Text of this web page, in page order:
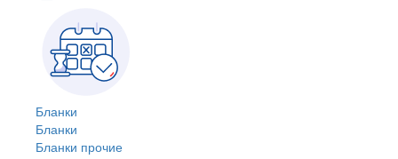
Бланки
Бланки
Бланки прочие